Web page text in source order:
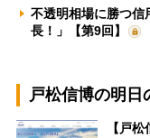
不透明相場に勝つ
長！」【第9回】
戸松信博の明日
【戸